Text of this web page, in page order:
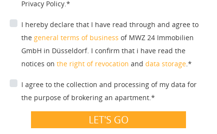
Privacy Policy.*
I hereby declare that I have read through and agree to
the general terms of business of MWZ 24 Immobilien
GmbH in Düsseldorf. I confirm that i have read the
notices on the right of revocation and data storage.*
I agree to the collection and processing of my data for
the purpose of brokering an apartment.*
LET'S GO